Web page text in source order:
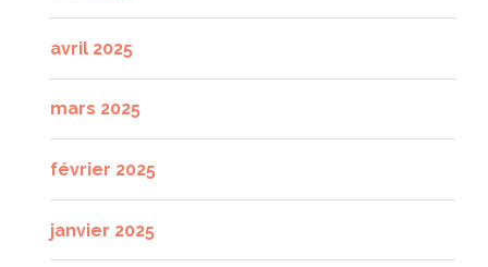
avril 2025
mars 2025
février 2025
janvier 2025